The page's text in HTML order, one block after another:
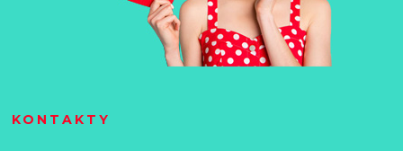
KONTAKTY